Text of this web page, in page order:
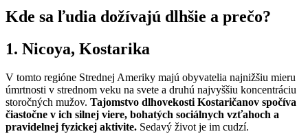
Kde sa ľudia dožívajú dlhšie a prečo?
1. Nicoya, Kostarika
V tomto regióne Strednej Ameriky majú obyvatelia najnižšiu mieru
úmrtnosti v strednom veku na svete a druhú najvyššiu koncentráciu
storočných mužov. Tajomstvo dlhovekosti Kostaričanov spočíva
čiastočne v ich silnej viere, bohatých sociálnych vzťahoch a
pravidelnej fyzickej aktivite. Sedavý život je im cudzí.